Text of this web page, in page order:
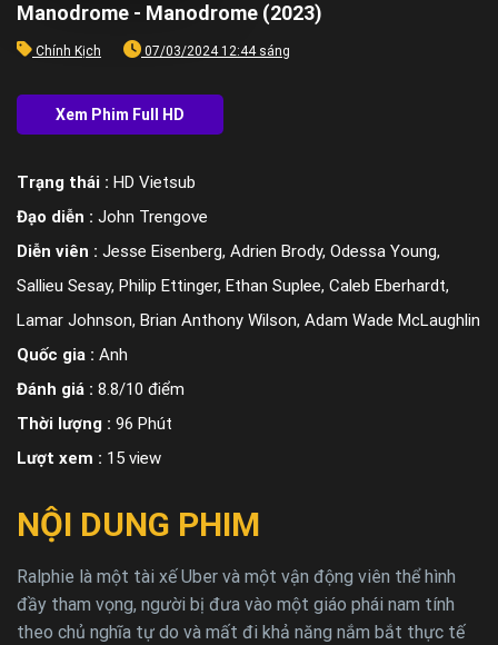
Manodrome - Manodrome (2023)
Chính Kịch 07/03/2024 12:44 sáng
Trạng thái : HD Vietsub
Đạo diễn : John Trengove
Diễn viên : Jesse Eisenberg, Adrien Brody, Odessa Young,
Sallieu Sesay, Philip Ettinger, Ethan Suplee, Caleb Eberhardt,
Lamar Johnson, Brian Anthony Wilson, Adam Wade McLaughlin
Quốc gia : Anh
Đánh giá : 8.8/10 điểm
Thời lượng : 96 Phút
Lượt xem : 15 view
NỘI DUNG PHIM
Ralphie là một tài xế Uber và một vận động viên thể hình
đầy tham vọng, người bị đưa vào một giáo phái nam tính
theo chủ nghĩa tự do và mất đi khả năng nắm bắt thực tế